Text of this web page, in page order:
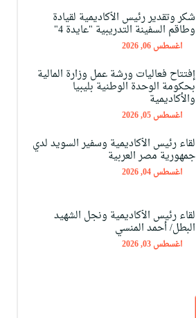
شكر وتقدير رئيس الأكاديمية لقيادة
وطاقم السفينة التدريبية "عايدة 4"
اغسطس 06, 2026
إفتتاح فعاليات ورشة عمل وزارة المالية
بحكومة الوحدة الوطنية بليبيا
والأكاديمية
اغسطس 05, 2026
لقاء رئيس الأكاديمية وسفير السويد لدي
جمهورية مصر العربية
اغسطس 04, 2026
لقاء رئيس الأكاديمية ونجل الشهيد
البطل/ أحمد المنسي
اغسطس 03, 2026